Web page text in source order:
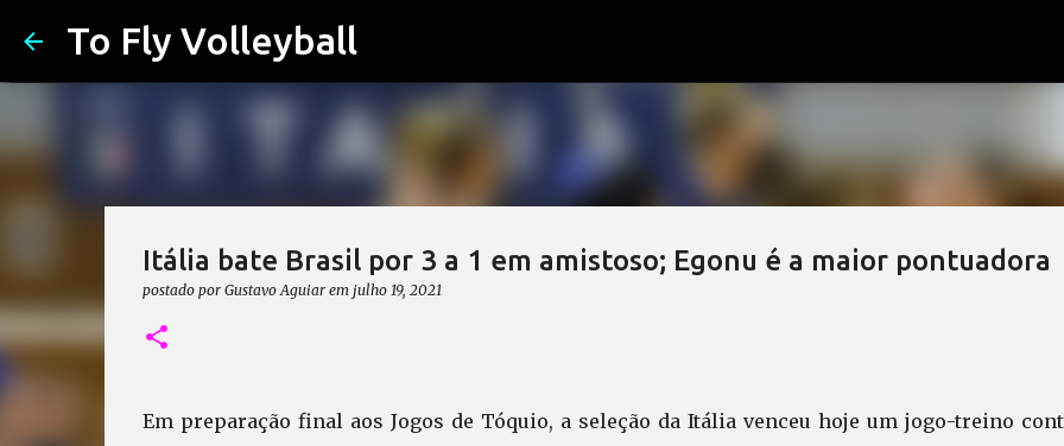
To Fly Volleyball
Itália bate Brasil por 3 a 1 em amistoso; Egonu é a maior pontuadora
postado por Gustavo Aguiar em julho 19, 2021
Em preparação final aos Jogos de Tóquio, a seleção da Itália venceu hoje um jogo-treino